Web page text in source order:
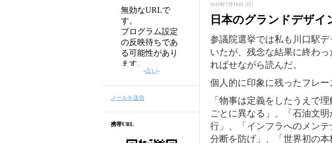
-占い-
メールを送信
携帯URL
2010年7月18日 (日)
日本のグランドデザイ
参議院選挙では私も川口駅
いたが、残念な結果に終わ
ればせながら読んだ。
個人的に印象に残ったフレー
「物事は定義をしたうえで
ごとに異なる」、
「石油文
行」、
「インフラへのメン
分断を防げ」、
「世界初の